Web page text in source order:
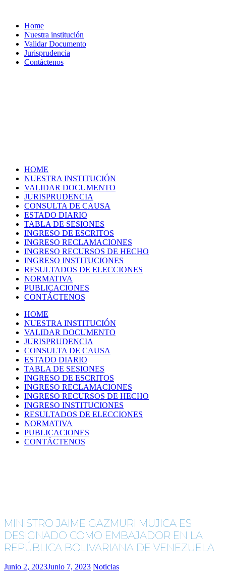
Home
Nuestra institución
Validar Documento
Jurisprudencia
Contáctenos
HOME
NUESTRA INSTITUCIÓN
VALIDAR DOCUMENTO
JURISPRUDENCIA
CONSULTA DE CAUSA
ESTADO DIARIO
TABLA DE SESIONES
INGRESO DE ESCRITOS
INGRESO RECLAMACIONES
INGRESO RECURSOS DE HECHO
INGRESO INSTITUCIONES
RESULTADOS DE ELECCIONES
NORMATIVA
PUBLICACIONES
CONTÁCTENOS
HOME
NUESTRA INSTITUCIÓN
VALIDAR DOCUMENTO
JURISPRUDENCIA
CONSULTA DE CAUSA
ESTADO DIARIO
TABLA DE SESIONES
INGRESO DE ESCRITOS
INGRESO RECLAMACIONES
INGRESO RECURSOS DE HECHO
INGRESO INSTITUCIONES
RESULTADOS DE ELECCIONES
NORMATIVA
PUBLICACIONES
CONTÁCTENOS
MINISTRO JAIME GAZMURI MUJICA ES
DESIGNADO COMO EMBAJADOR EN LA
REPÚBLICA BOLIVARIANA DE VENEZUELA
Junio 2, 2023Junio 7, 2023 Noticias